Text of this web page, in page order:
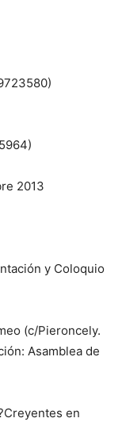
2013
y Coloquio
(c/Pieroncely.
Asamblea de
en